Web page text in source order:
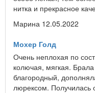
нитка и прекрасное
Марина 12.05.2022
Мохер Голд
Очень неплохая по
колючая, мягкая.
благородный,
люрексом. Получилась